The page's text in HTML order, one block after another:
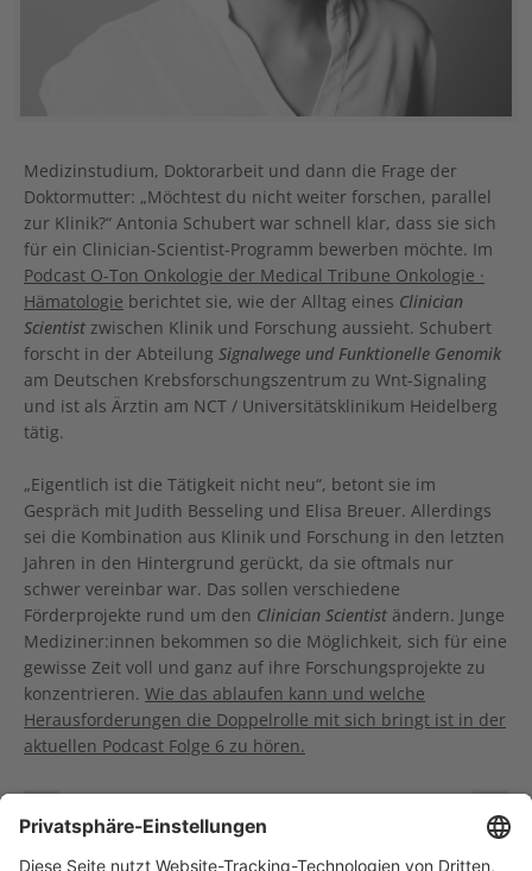
Medizinstudium, Doktorarbeit und dann die Frage der
Doktormutter: „Möchtest du nicht weiter forschen, parallel
zur Klinik?“ Antonia Schubert war schnell klar, dass sie sich
für ein Clinician-Scientist-Programm bewerben möchte. Im
Podcast O-Ton Onkologie der Medical Tribune Onkologie ·
Hämatologie berichtet sie, wie der Alltag eines Clinician
Scientist zwischen Klinik und Forschung aussieht. Schubert
forscht in der Abteilung Signalwege und Funktionelle Genomik
am Deutschen Krebsforschungszentrum zu Wnt-Signaling
und ist als Ärztin am NCT / Universitätsklinikum Heidelberg
tätig.
„Eigentlich ist die Tätigkeit nicht neu“, betont sie im
Gespräch mit Judith Besseling und Elisa Breuer. Allerdings
sei die Kombination aus Klinik und Forschung in den letzten
Jahren in den Hintergrund gerückt, da sie oftmals nur
schwer vereinbar war. Das sollen verschiedene
Förderprojekte rund um den Clinician Scientist ändern. Junge
Mediziner:innen bekommen so die Möglichkeit, sich für eine
gewisse Zeit voll und ganz auf ihre Forschungsprojekte zu
konzentrieren. Wie das ablaufen kann und welche
Herausforderungen die Doppelrolle mit sich bringt ist in der
aktuellen Podcast Folge 6 zu hören.